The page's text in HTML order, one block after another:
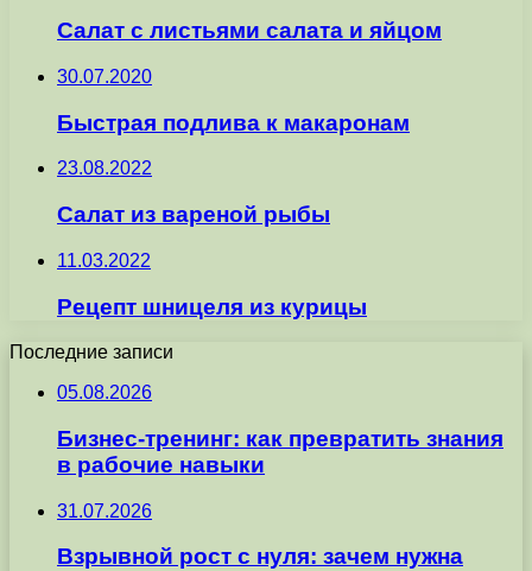
Cалат с листьями салата и яйцом
30.07.2020
Быстрая подлива к макаронам
23.08.2022
Салат из вареной рыбы
11.03.2022
Рецепт шницеля из курицы
Последние записи
05.08.2026
Бизнес-тренинг: как превратить знания
в рабочие навыки
31.07.2026
Взрывной рост с нуля: зачем нужна